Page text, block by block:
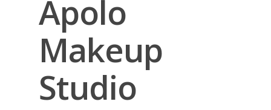
Apolo
Makeup
Studio